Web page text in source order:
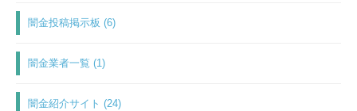
闇金投稿掲示板 (6)
闇金業者一覧 (1)
闇金紹介サイト (24)